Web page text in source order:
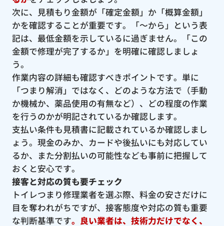
次に、見積もり金額が「確定金額」か「概算金額」
かを確認することが重要です。「〜から」という表
記は、最低金額を示しているに過ぎません。「この
金額で修理が完了するか」を明確に確認しましょ
う。
作業内容の詳細も確認すべきポイントです。単に
「つまり解消」ではなく、どのような方法で（手動
か機械か、薬品使用の有無など）、どの程度の作業
を行うのかが明記されているか確認します。
支払い条件も見積書に記載されているか確認しまし
ょう。現金のみか、カードや後払いにも対応してい
るか、また分割払いの可能性なども事前に把握して
おくと安心です。
接客と対応の質も要チェック
トイレつまり修理業者を選ぶ際、料金の安さだけに
目を奪われがちですが、接客態度や対応の質も重要
な判断基準です。良い業者は、技術力だけでなく、